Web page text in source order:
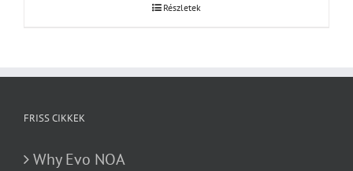
Részletek
FRISS CIKKEK
Why Evo NOA